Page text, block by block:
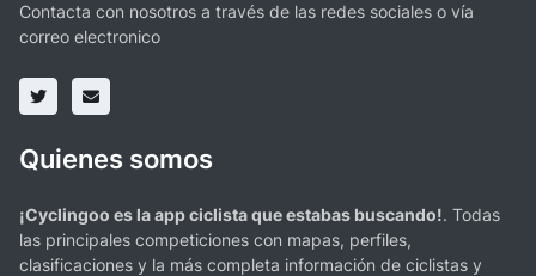
Contacta con nosotros a través de las redes sociales o vía
correo electronico
Quienes somos
¡Cyclingoo es la app ciclista que estabas buscando!. Todas
las principales competiciones con mapas, perfiles,
clasificaciones y la más completa información de ciclistas y